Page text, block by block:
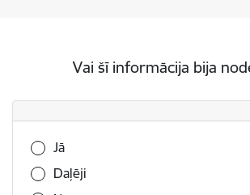
Vai šī informācija bija
Vai šī informācija bija noderīga?
Jā
Daļēji